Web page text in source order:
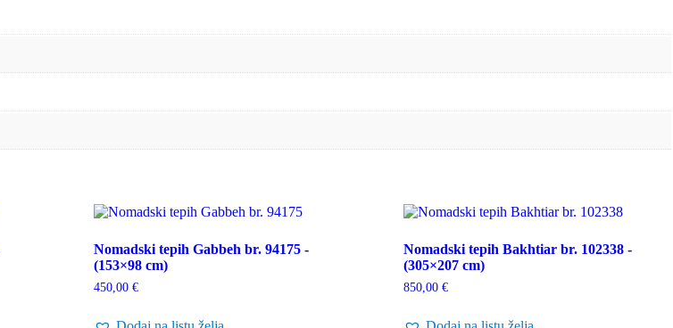
Nomadski tepih Gabbeh br. 94175 -
(153×98 cm)
450,00 €
Nomadski tepih Bakhtiar br. 102338 -
(305×207 cm)
850,00€